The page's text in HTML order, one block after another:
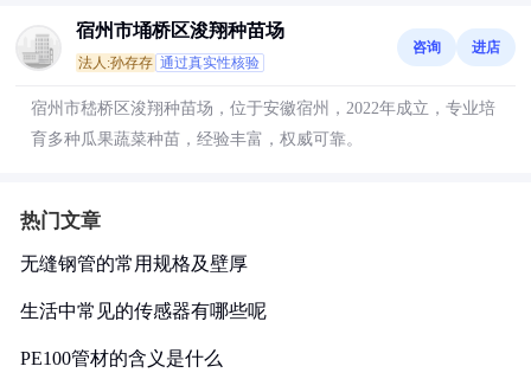
宿州市埇桥区浚翔种苗场
法人:孙存存 通过真实性核验
咨询 进店
宿州市嵇桥区浚翔种苗场，位于安徽宿州，2022年成立，专业培
育多种瓜果蔬菜种苗，经验丰富，权威可靠。
热门文章
无缝钢管的常用规格及壁厚
生活中常见的传感器有哪些呢
PE100管材的含义是什么